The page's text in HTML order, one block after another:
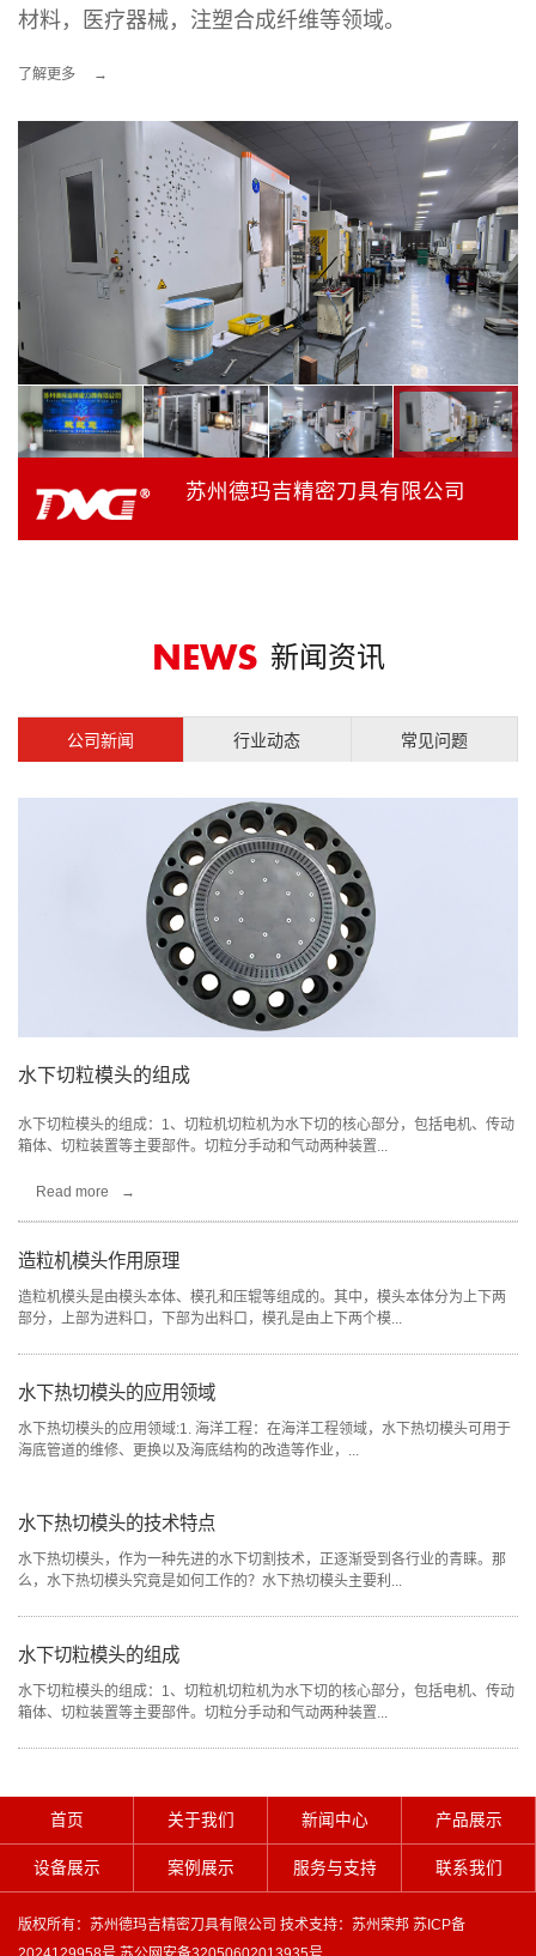
材料，医疗器械，注塑合成纤维等领域。
了解更多 →
苏州德玛吉精密刀具有限公司
NEWS 新闻资讯
公司新闻 行业动态 常见问题
水下切粒模头的组成
水下切粒模头的组成：1、切粒机切粒机为水下切的核心部分，包括电机、传动
箱体、切粒装置等主要部件。切粒分手动和气动两种装置...
Read more →
造粒机模头作用原理
造粒机模头是由模头本体、模孔和压辊等组成的。其中，模头本体分为上下两
部分，上部为进料口，下部为出料口，模孔是由上下两个模...
水下热切模头的应用领域
水下热切模头的应用领域:1. 海洋工程：在海洋工程领域，水下热切模头可用于
海底管道的维修、更换以及海底结构的改造等作业，...
水下热切模头的技术特点
水下热切模头，作为一种先进的水下切割技术，正逐渐受到各行业的青睐。那
么，水下热切模头究竟是如何工作的？水下热切模头主要利...
水下切粒模头的组成
水下切粒模头的组成：1、切粒机切粒机为水下切的核心部分，包括电机、传动
箱体、切粒装置等主要部件。切粒分手动和气动两种装置...
常见切粒机刀片材料
切粒机刀片是切割材料的重要部件，选择合适的刀片材料对于提高切割效果、
延长刀片使用寿命具有重要意义。以下将对切粒机刀片的材...
Read more →
切粒机刀片技术质量标准
切粒机刀片技术标准涵盖材质、硬度、尺寸精度、刃口质量、动平衡及耐腐蚀
性。材质需高硬度耐磨，硬度适中，尺寸，刃口锋利平整，...
粉碎机刀片正确安装方法
安装粉碎机刀片前需确保工作区干净、关闭电源，准备工具并检查刀片匹配。
安装时先拆旧刀片，再按要求装新刀片，注意方向及受力均...
如何选择适合的粉碎机刀片
选粉碎机刀片需考虑物料特性、粉碎目的、精度、粉碎机类型和参数。硬度高
选硬质合金，韧性好选含铬镍钢材，湿度大需防粘涂层，粒...
常见切粒机刀片材料
切粒机刀片是切割材料的重要部件，选择合适的刀片材料对于提高切割效果、
延长刀片使用寿命具有重要意义。以下将对切粒机刀片的材...
粉碎机刀片能调节吗？
粉碎机刀片可调间隙和角度，以控制颗粒大小和切削效果，满足不同生产需
求。调节需遵循设备说明和专业指导，确保准确性和安全性。...
Read more →
粉碎机刀片如何巡检维护？
粉碎机刀片巡检维护重要，需定期检查刀片状况，清洁并紧固，注意磨损情况
及时维护或更换。确保设备正常运行，延长寿命，提高效率...
破碎机刀片加工过程中存在哪些技术难点？
破碎机刀片加工涉及材料选择、设计、加工、热处理和装配等环节，技术难点
较多。需选择耐磨、硬度高的材料，合理设计刀片形状和尺...
如何识别粉碎机刀片的磨损程度？
粉碎机刀片磨损影响工作效率，需定期目视、摸表面、检查效率识别磨损程
度，及时维护更换。避免过载冲击，延长使用寿命。粉碎机刀...
粉碎机刀片能调节吗？
粉碎机刀片可调间隙和角度，以控制颗粒大小和切削效果，满足不同生产需
求。调节需遵循设备说明和专业指导，确保准确性和安全性。...
首页 关于我们 新闻中心 产品展示
设备展示 案例展示 服务与支持 联系我们
版权所有：苏州德玛吉精密刀具有限公司 技术支持： 苏州荣邦 苏ICP备